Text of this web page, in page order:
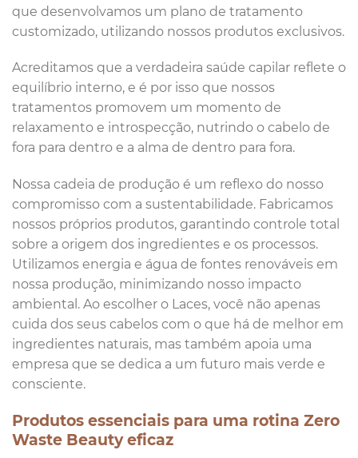
que desenvolvamos um plano de tratamento
customizado, utilizando nossos produtos exclusivos.
Acreditamos que a verdadeira saúde capilar reflete o
equilíbrio interno, e é por isso que nossos
tratamentos promovem um momento de
relaxamento e introspecção, nutrindo o cabelo de
fora para dentro e a alma de dentro para fora.
Nossa cadeia de produção é um reflexo do nosso
compromisso com a sustentabilidade. Fabricamos
nossos próprios produtos, garantindo controle total
sobre a origem dos ingredientes e os processos.
Utilizamos energia e água de fontes renováveis em
nossa produção, minimizando nosso impacto
ambiental. Ao escolher o Laces, você não apenas
cuida dos seus cabelos com o que há de melhor em
ingredientes naturais, mas também apoia uma
empresa que se dedica a um futuro mais verde e
consciente.
Produtos essenciais para uma rotina Zero
Waste Beauty eficaz